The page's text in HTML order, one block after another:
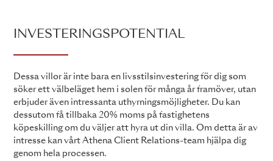
INVESTERINGSPOTENTIAL
Dessa villor är inte bara en livsstilsinvestering för dig som
söker ett välbeläget hem i solen för många år framöver, utan
erbjuder även intressanta uthyrningsmöjligheter. Du kan
dessutom få tillbaka 20% moms på fastighetens
köpeskilling om du väljer att hyra ut din villa. Om detta är av
intresse kan vårt Athena Client Relations-team hjälpa dig
genom hela processen.